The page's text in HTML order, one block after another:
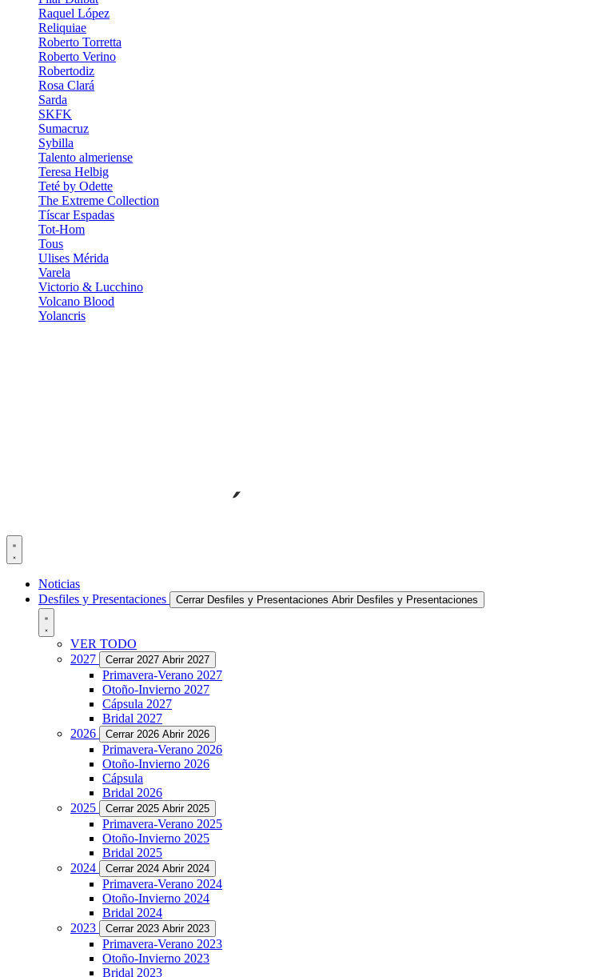
Raquel López
Reliquiae
Roberto Torretta
Roberto Verino
Robertodiz
Rosa Clará
Sarda
SKFK
Sumacruz
Sybilla
Talento almeriense
Teresa Helbig
Teté by Odette
The Extreme Collection
Tíscar Espadas
Tot-Hom
Tous
Ulises Mérida
Varela
Victorio & Lucchino
Volcano Blood
Yolancris
Noticias
Desfiles y Presentaciones
Cerrar Desfiles y Presentaciones Abrir Desfiles y Presentaciones
VER TODO
2027
Cerrar 2027 Abrir 2027
Primavera-Verano 2027
Otoño-Invierno 2027
Cápsula 2027
Bridal 2027
2026
Cerrar 2026 Abrir 2026
Primavera-Verano 2026
Otoño-Invierno 2026
Cápsula
Bridal 2026
2025
Cerrar 2025 Abrir 2025
Primavera-Verano 2025
Otoño-Invierno 2025
Bridal 2025
2024
Cerrar 2024 Abrir 2024
Primavera-Verano 2024
Otoño-Invierno 2024
Bridal 2024
2023
Cerrar 2023 Abrir 2023
Primavera-Verano 2023
Otoño-Invierno 2023
Bridal 2023